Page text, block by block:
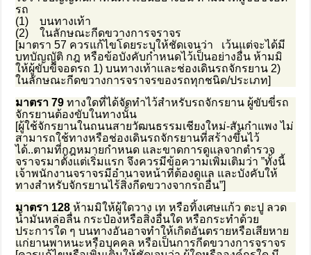
รถ
(1) บนทางเท้า
(2) ในลักษณะกีดขวางการจราจร
[มาตรา 57 ควรแก้ไขโดยระบุให้ชัดเจนว่า เว้นแต่จะได้มี
บทบัญญัติ กฎ หรือข้อบังคับกำหนดไว้เป็นอย่างอื่น ห้ามมิ
ให้ผู้ขับขี่จอดรถ 1) บนทางเท้าและช่องเดินรถจักรยาน 2)
ในลักษณะกีดขวางการจราจรของรถทุกชนิด/ประเภท]
มาตรา 79ทางใดที่ได้จัดทำไว้สำหรับรถจักรยาน ผู้ขับขี่รถ
จักรยานต้องขับในทางนั้น
[ผู้ใช้จักรยานในถนนสายวัฒนธรรมเชียงใหม่-สันกำแพง ไม่
สามารถใช้ทางหรือช่องเดินรถจักรยานที่สร้างขึ้นไว้
ได้..ตามที่กฎหมายกำหนด และขาดการดูแลจากตำรวจ
จราจรมาตั้งแต่เริ่มแรก จึงควรมีข้อความเพิ่มเติมว่า ”ทั้งนี้
เจ้าพนักงานจราจรมีอำนาจหน้าที่ต้องดูแล และบังคับให้
ทางสำหรับจักรยานไร้สิ่งกีดขวางจากรถอื่น”]
มาตรา 128 ห้ามมิให้ผู้ใดวาง เท หรือทิ้งเศษแก้ว ตะปู ลวด
น้ำมันหล่อลื่น กระป๋องหรือสิ่งอื่นใด หรือกระทำด้วย
ประการใด ๆ บนทางอันอาจทำให้เกิดอันตรายหรือเสียหาย
แก่ยานพาหนะหรือบุคคล หรือเป็นการกีดขวางการจราจร